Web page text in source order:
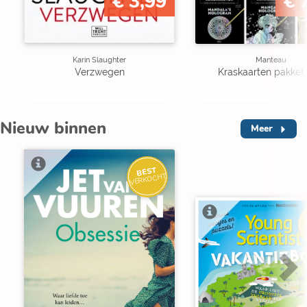
Karin Slaughter
Verzwegen
Manteau
Kraskaarten pakket
Nieuw binnen Meer
BEST
VERKOCHT